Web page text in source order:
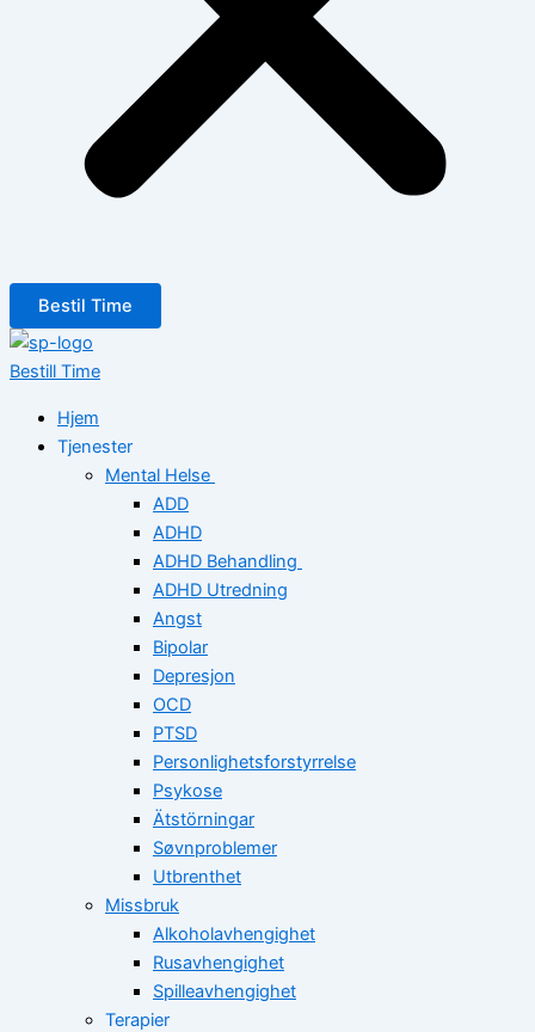
Bestil Time
Bestill Time
Hjem
Tjenester
Mental Helse
ADD
ADHD
ADHD Behandling
ADHD Utredning
Angst
Bipolar
Depresjon
OCD
PTSD
Personlighetsforstyrrelse
Psykose
Ätstörningar
Søvnproblemer
Utbrenthet
Missbruk
Alkoholavhengighet
Rusavhengighet
Spilleavhengighet
Terapier